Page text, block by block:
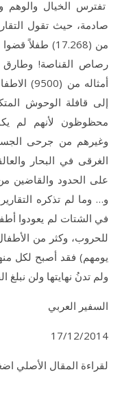
تفترس الخيال والوهم
صادمة، حيث تقول
رصاص القناصة!
أمثاله
إلى قافلة الوحوش
الغرقى في البحار
على الحدود والقاضين
و… وما لم تذكره
في الشتات لم يعودوا
للحروب، وكثر من
يومهم) فقد أصبح لكل
ولم تدنُ نهايتها ولن
السفير العربي
17/12/2014
لقراءة المقال الأصلي